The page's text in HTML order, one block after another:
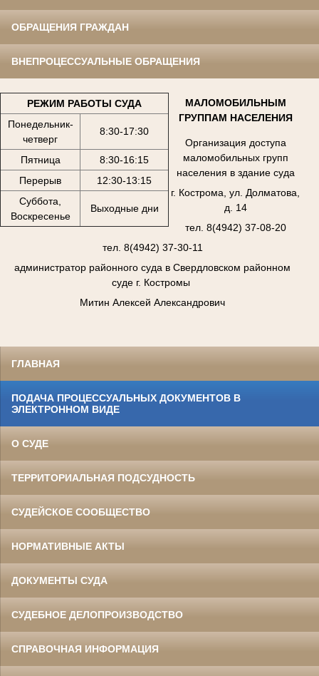
ОБРАЩЕНИЯ ГРАЖДАН
ВНЕПРОЦЕССУАЛЬНЫЕ ОБРАЩЕНИЯ
РЕЖИМ РАБОТЫ СУДА
Понедельник-
четверг
8:30-17:30
Пятница
8:30-16:15
Перерыв
12:30-13:15
Суббота,
Воскресенье
Выходные дни
МАЛОМОБИЛЬНЫМ
ГРУППАМ НАСЕЛЕНИЯ
Организация доступа
маломобильных групп
населения в здание суда
г. Кострома, ул. Долматова,
д. 14
тел. 8(4942) 37-08-20
тел. 8(4942) 37-30-11
администратор районного суда в Свердловском районном
суде г. Костромы
Митин Алексей Александрович
ГЛАВНАЯ
ПОДАЧА ПРОЦЕССУАЛЬНЫХ ДОКУМЕНТОВ В
ЭЛЕКТРОННОМ ВИДЕ
О СУДЕ
ТЕРРИТОРИАЛЬНАЯ ПОДСУДНОСТЬ
СУДЕЙСКОЕ СООБЩЕСТВО
НОРМАТИВНЫЕ АКТЫ
ДОКУМЕНТЫ СУДА
СУДЕБНОЕ ДЕЛОПРОИЗВОДСТВО
СПРАВОЧНАЯ ИНФОРМАЦИЯ